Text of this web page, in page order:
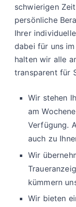
schwierigen
persönliche
Ihrer
dabei für uns
halten wir alle
transparent für
Wir stehen
am
Verfügung.
auch zu
Wir
kümmern
Wir bieten